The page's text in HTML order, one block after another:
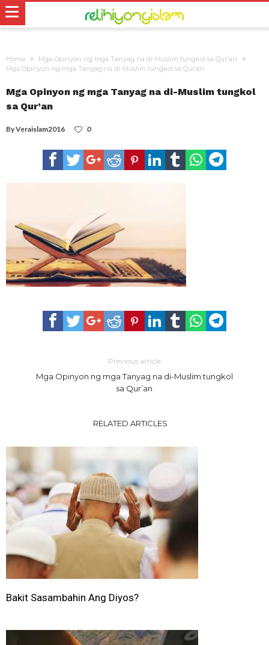
Home
Mga Opinyon ng mga Tanyag na di-Muslim tungkol sa Qur'an
Mga Opinyon ng mga Tanyag na di-Muslim tungkol sa Qur’an
Mga Opinyon ng mga Tanyag na di-Muslim tungkol
sa Qur’an
ByVeraislam2016 0
Previous article
Mga Opinyon ng mga Tanyag na di-Muslim tungkol
sa Qur’an
RELATED ARTICLES
Bakit Sasambahin Ang Diyos?